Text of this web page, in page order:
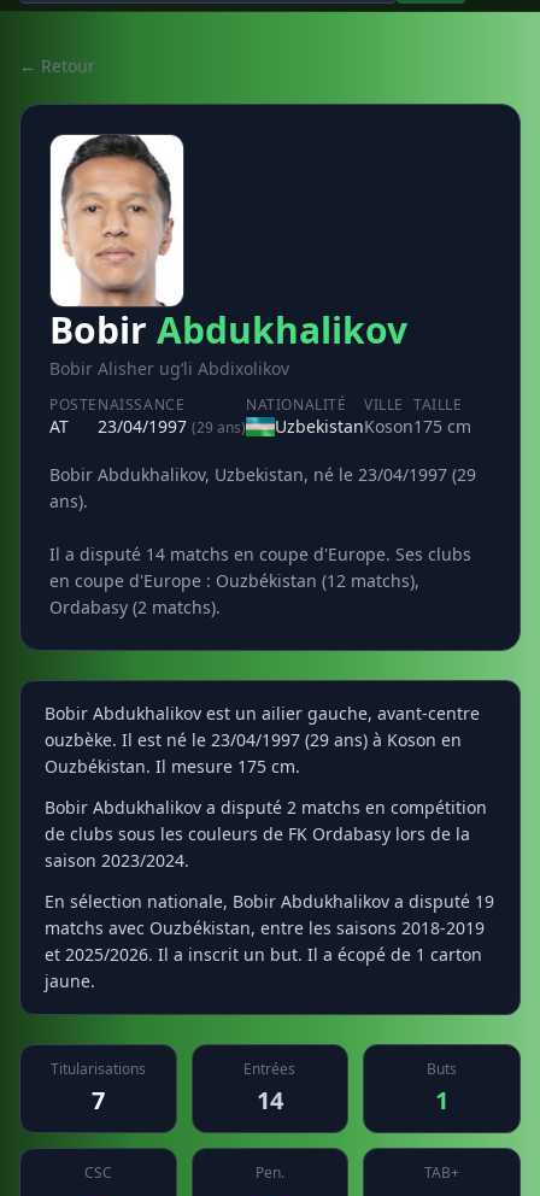
← Retour
Bobir Abdukhalikov
Bobir Alisher ugʻli Abdixolikov
POSTE
AT
NAISSANCE
23/04/1997 (29 ans)
NATIONALITÉ
Uzbekistan
VILLE
Koson
TAILLE
175 cm
Bobir Abdukhalikov, Uzbekistan, né le 23/04/1997 (29
ans).
Il a disputé 14 matchs en coupe d'Europe. Ses clubs
en coupe d'Europe : Ouzbékistan (12 matchs),
Ordabasy (2 matchs).
Bobir Abdukhalikov est un ailier gauche, avant-centre
ouzbèke. Il est né le 23/04/1997 (29 ans) à Koson en
Ouzbékistan. Il mesure 175 cm.
Bobir Abdukhalikov a disputé 2 matchs en compétition
de clubs sous les couleurs de FK Ordabasy lors de la
saison 2023/2024.
En sélection nationale, Bobir Abdukhalikov a disputé 19
matchs avec Ouzbékistan, entre les saisons 2018-2019
et 2025/2026. Il a inscrit un but. Il a écopé de 1 carton
jaune.
Titularisations
7
Entrées
14
Buts
1
CSC Pen. TAB+